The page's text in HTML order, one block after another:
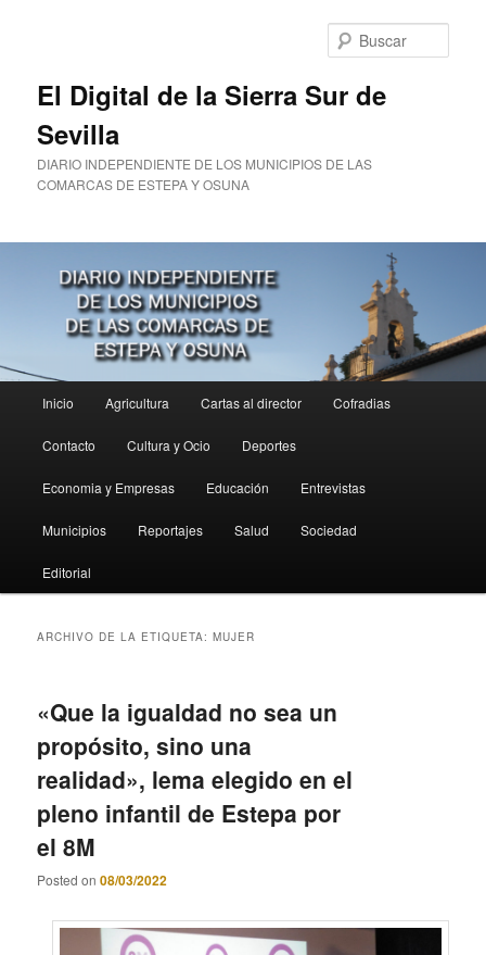
El Digital de la Sierra Sur de
Sevilla
DIARIO INDEPENDIENTE DE LOS MUNICIPIOS DE LAS
COMARCAS DE ESTEPA Y OSUNA
principal
Inicio Agricultura Cartas al director Cofradias
Contacto Cultura y Ocio Deportes
Economia y Empresas Educación Entrevistas
Municipios Reportajes Salud Sociedad
Editorial
ARCHIVO DE LA ETIQUETA:MUJER
«Que la igualdad no sea un
propósito, sino una
realidad», lema elegido en el
pleno infantil de Estepa por
el 8M
Posted on08/03/2022